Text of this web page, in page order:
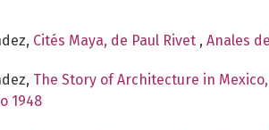
Cités Maya, de Paul Rivet , Anales
The Story of Architecture in
1948